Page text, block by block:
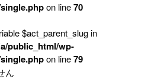
on line70
$act_parent_slug in
public_html/wp-
on line79
ん